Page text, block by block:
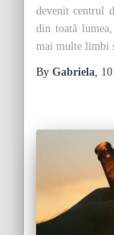
devenit centrul
din toată
mai multe limbi
By Gabriela,